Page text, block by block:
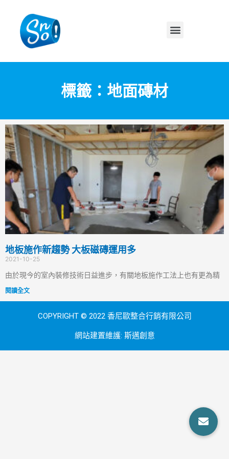
標籤：地面磚材
地板施作新趨勢 大板磁磚運用多
2021-10-25
由於現今的室內裝修技術日益進步，有關地板施作工法上也有更為精
閱讀全文
COPYRIGHT © 2022 香尼歐整合行銷有限公司
網站建置維護: 斯邁創意